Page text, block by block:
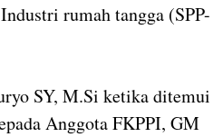
rumah tangga (SPP-
SY, M.Si ketika ditemui
Anggota FKPPI, GM